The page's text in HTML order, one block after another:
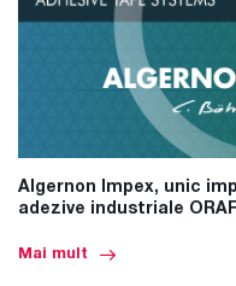
Algernon Impex, unic
adezive industriale
Mai mult